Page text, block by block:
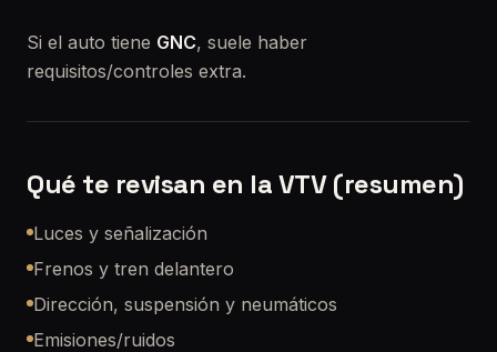
Si el auto tiene GNC, suele haber
requisitos/controles extra.
Qué te revisan en la VTV (resumen)
Luces y señalización
Frenos y tren delantero
Dirección, suspensión y neumáticos
Emisiones/ruidos